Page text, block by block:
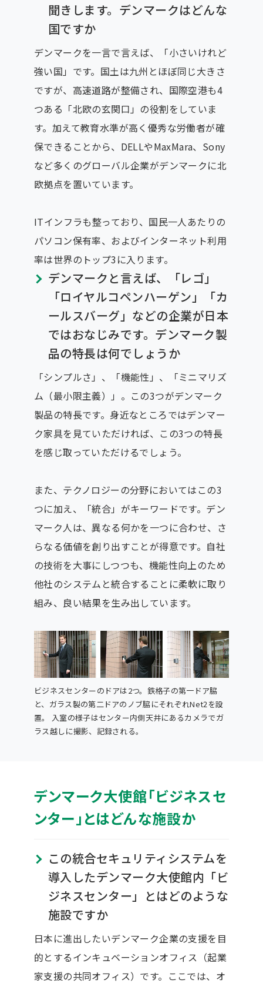
聞きします。デンマークはどんな
国ですか
デンマークを一言で言えば、「小さいけれど
強い国」です。国土は九州とほぼ同じ大きさ
ですが、高速道路が整備され、国際空港も4
つある「北欧の玄関口」の役割をしていま
す。加えて教育水準が高く優秀な労働者が確
保できることから、DELLやMaxMara、Sony
など多くのグローバル企業がデンマークに北
欧拠点を置いています。
ITインフラも整っており、国民一人あたりの
パソコン保有率、およびインターネット利用
率は世界のトップ3に入ります。
デンマークと言えば、「レゴ」
「ロイヤルコペンハーゲン」「カ
ールスバーグ」などの企業が日本
ではおなじみです。デンマーク製
品の特長は何でしょうか
「シンプルさ」、「機能性」、「ミニマリズ
ム（最小限主義）」。この3つがデンマーク
製品の特長です。身近なところではデンマー
ク家具を見ていただければ、この3つの特長
を感じ取っていただけるでしょう。
また、テクノロジーの分野においてはこの3
つに加え、「統合」がキーワードです。デン
マーク人は、異なる何かを一つに合わせ、さ
らなる価値を創り出すことが得意です。自社
の技術を大事にしつつも、機能性向上のため
他社のシステムと統合することに柔軟に取り
組み、良い結果を生み出しています。
ビジネスセンターのドアは2つ。鉄格子の第一ドア脇
と、ガラス製の第二ドアのノブ脇にそれぞれNet2を設
置。 入室の様子はセンター内側天井にあるカメラでガ
ラス越しに撮影、記録される。
デンマーク大使館「ビジネスセ
ンター」とはどんな施設か
この統合セキュリティシステムを
導入したデンマーク大使館内「ビ
ジネスセンター」とはどのような
施設ですか
日本に進出したいデンマーク企業の支援を目
的とするインキュベーションオフィス（起業
家支援の共同オフィス）です。ここでは、オ